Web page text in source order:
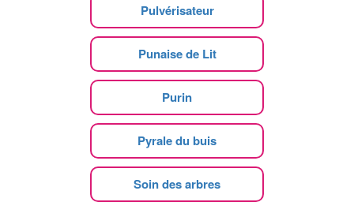
Pulvérisateur
Punaise de Lit
Purin
Pyrale du buis
Soin des arbres